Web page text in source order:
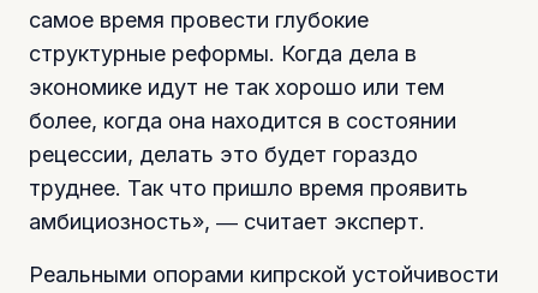
самое время провести глубокие
структурные реформы. Когда дела в
экономике идут не так хорошо или тем
более, когда она находится в состоянии
рецессии, делать это будет гораздо
труднее. Так что пришло время проявить
амбициозность», ― считает эксперт.
Реальными опорами кипрской устойчивости